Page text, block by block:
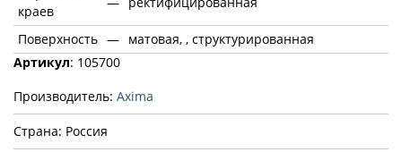
краев
Поверхность — матовая, , структурированная
Артикул: 105700
Производитель: Axima
Страна: Россия